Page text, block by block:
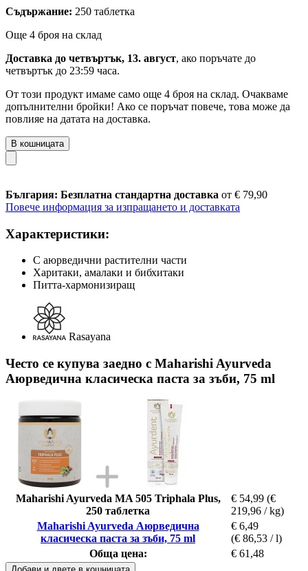
Съдържание: 250 таблетка
Още 4 броя на склад
Доставка до четвъртък, 13. август, ако поръчате до
четвъртък до 23:59 часа.
От този продукт имаме само още 4 броя на склад. Очакваме
допълнителни бройки! Ако се поръчат повече, това може да
повлияе на датата на доставка.
В кошницата
България: Безплатна стандартна доставка от € 79,90
Повече информация за изпращането и доставката
Характеристики:
С аюрведични растителни части
Харитаки, амалаки и бибхитаки
Питта-хармонизиращ
Rasayana
Често се купува заедно с Maharishi Ayurveda
Аюрведична класическа паста за зъби, 75 ml
Maharishi Ayurveda MA 505 Triphala Plus,
250 таблетка
€ 54,99 (€
219,96 / kg)
Maharishi Ayurveda Аюрведична
класическа паста за зъби, 75 ml
€ 6,49
(€ 86,53 / l)
Обща цена:
€ 61,48